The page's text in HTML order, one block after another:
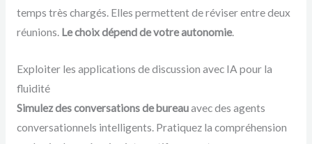
temps très chargés. Elles permettent de réviser entre deux
réunions. Le choix dépend de votre autonomie.
Exploiter les applications de discussion avec IA pour la
fluidité
Simulez des conversations de bureauavec des agents
conversationnels intelligents. Pratiquez la compréhension